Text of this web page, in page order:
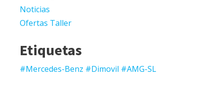
Noticias
Ofertas Taller
Etiquetas
#Mercedes-Benz #Dimovil #AMG-SL